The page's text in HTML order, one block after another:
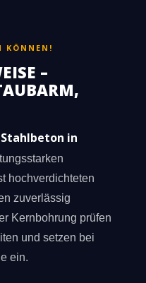
KÖNNEN!
–
in
hochverdichteten
zuverlässig
Kernbohrung prüfen
und setzen bei
ein.